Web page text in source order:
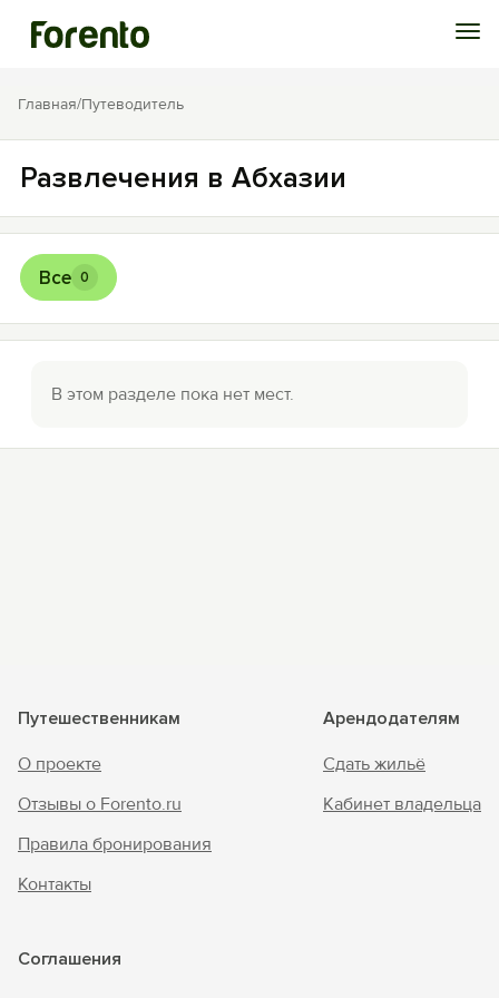
Войти
История просмотра
Добавить свой объект
Главная/Путеводитель
Развлечения в Абхазии
Все 0
В этом разделе пока нет мест.
Путешественникам
О проекте
Отзывы о Forento.ru
Правила бронирования
Контакты
Арендодателям
Сдать жильё
Кабинет владельца
Соглашения